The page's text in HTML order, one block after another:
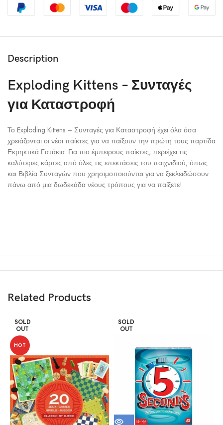
Description
Exploding Kittens – Συνταγές
για Καταστροφή
Το Exploding Kittens – Συνταγές για Καταστροφή έχει όλα όσα
χρειάζονται οι νέοι παίκτες για να παίξουν την πρώτη τους παρτίδα
Εκρηκτικά Γατάκια. Για πιο έμπειρους παίκτες, περιέχει τις
καλύτερες κάρτες από όλες τις επεκτάσεις του παιχνιδιού, όπως
και Βιβλία Συνταγών που χρησιμοποιούνται για να ξεκλειδώσουν
πάνω από μια δωδεκάδα νέους τρόπους για να παίξετε!
Related Products
SOLD
OUT
HOT
SOLD
OUT